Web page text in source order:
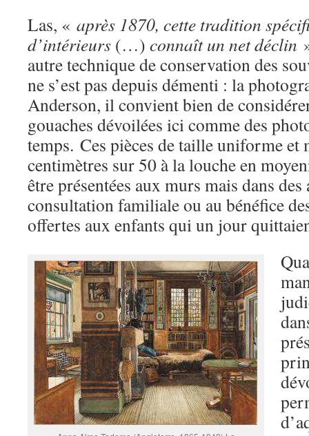
Las, « après 1870, cette tradition
d’intérieurs (…) connaît un net déclin
autre technique de conservation des
ne s’est pas depuis démenti : la
Anderson, il convient bien de
gouaches dévoilées ici comme des
temps. Ces pièces de taille uniforme et
centimètres sur 50 à la louche en
être présentées aux murs mais dans
consultation familiale ou au bénéfice
offertes aux enfants qui un jour